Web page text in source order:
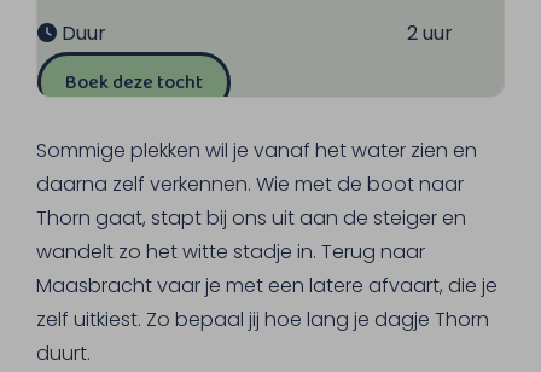
Duur
2 uur
Boek deze tocht
Sommige plekken wil je vanaf het water zien en
daarna zelf verkennen. Wie met de boot naar
Thorn gaat, stapt bij ons uit aan de steiger en
wandelt zo het witte stadje in. Terug naar
Maasbracht vaar je met een latere afvaart, die je
zelf uitkiest. Zo bepaal jij hoe lang je dagje Thorn
duurt.